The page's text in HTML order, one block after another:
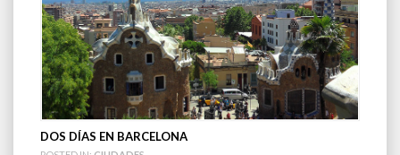
DOS DÍAS EN BARCELONA